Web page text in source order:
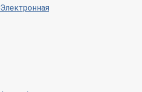
Электронная